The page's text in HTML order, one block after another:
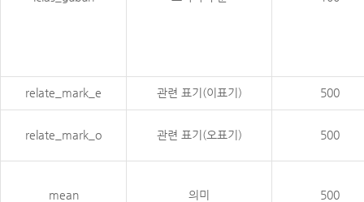
relate_mark_e 관련 표기(이표기) 500
relate_mark_o 관련 표기(오표기) 500
mean 의미 500